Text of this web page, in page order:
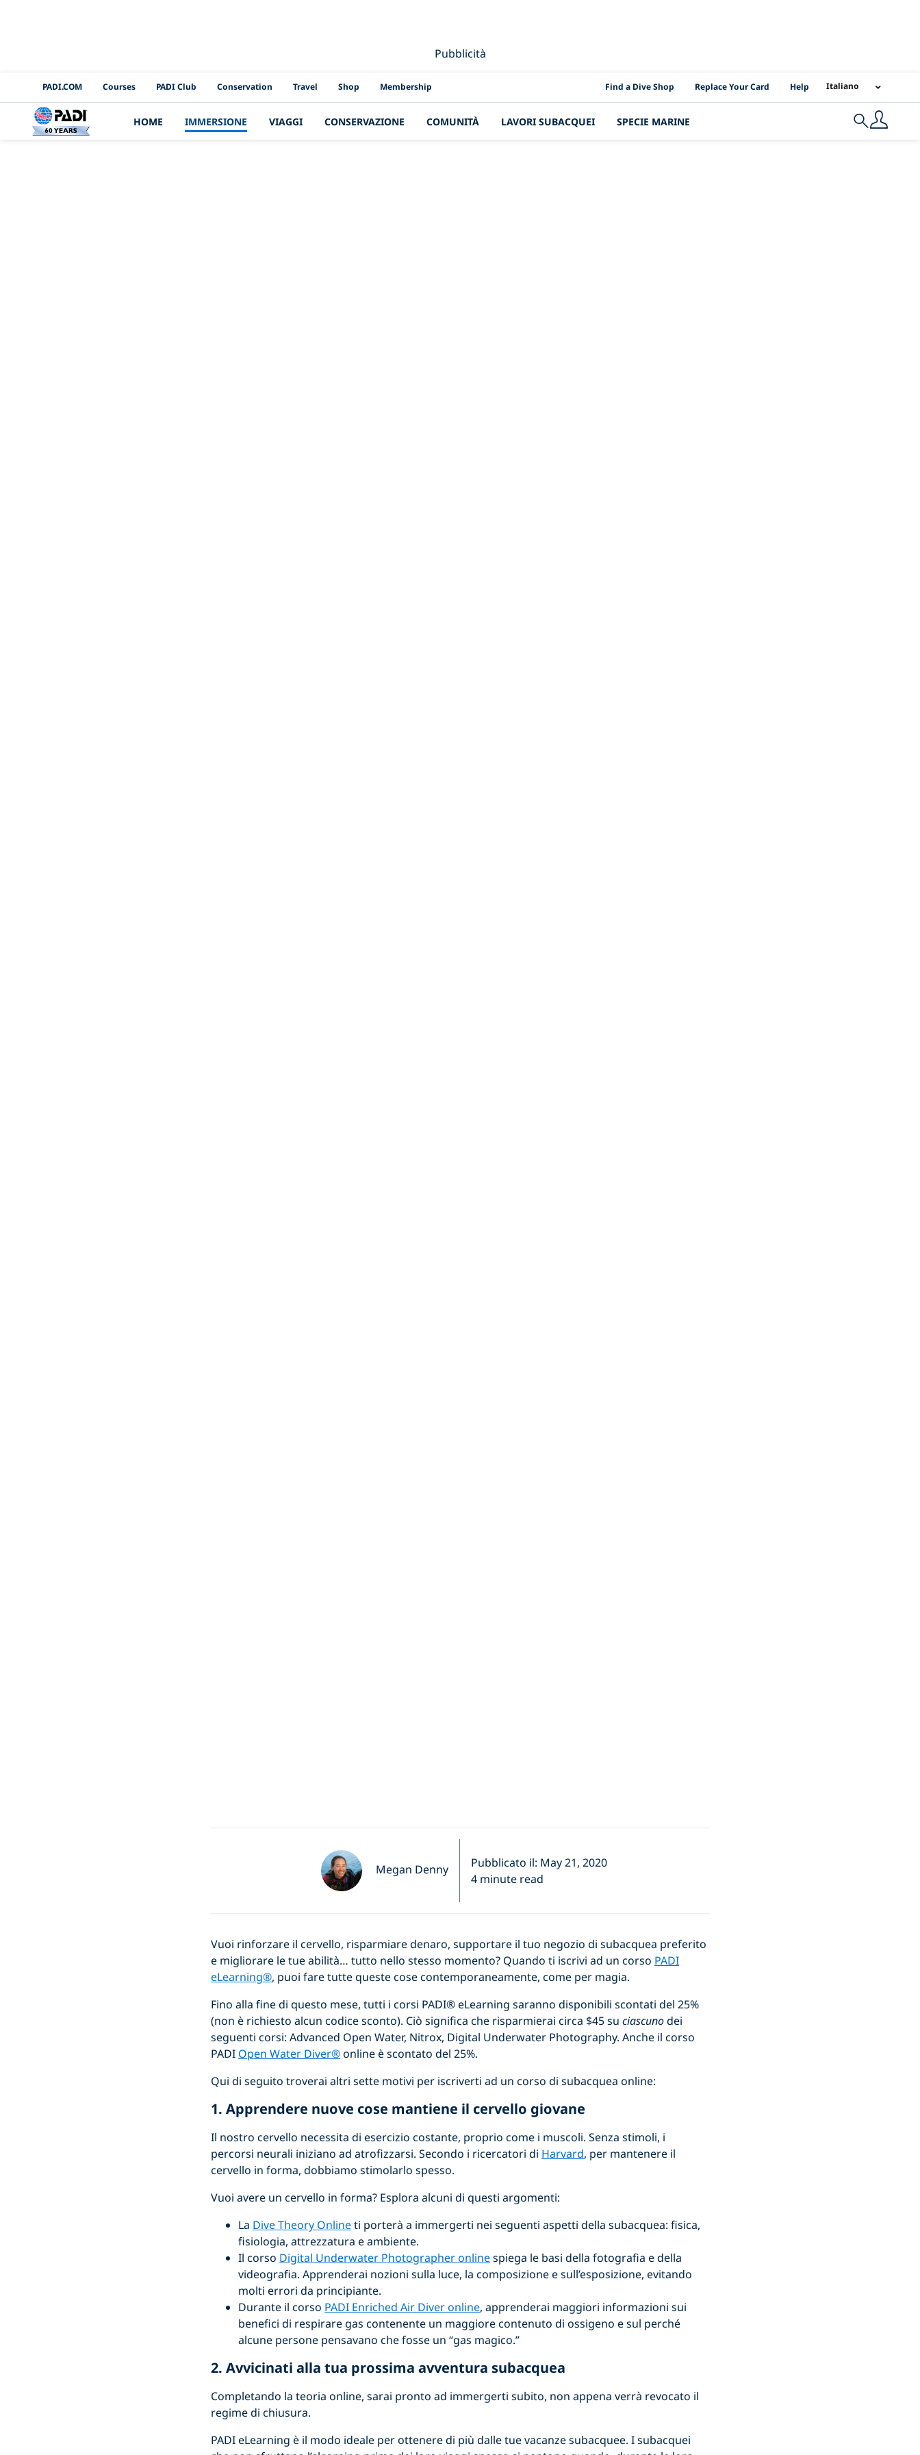
Pubblicità
PADI Channels
PADI.COM Courses PADI Club Conservation Travel Shop Membership PADI Location Links
Find a Dive Shop Replace Your Card Help Italiano
HOME IMMERSIONE VIAGGI CONSERVAZIONE COMUNITÀ LAVORI SUBACQUEI SPECIE MARINE Search
Megan Denny
Pubblicato il: May 21, 2020
4 minute read
Vuoi rinforzare il cervello, risparmiare denaro, supportare il tuo negozio di subacquea preferito
e migliorare le tue abilità… tutto nello stesso momento? Quando ti iscrivi ad un corso PADI
eLearning®, puoi fare tutte queste cose contemporaneamente, come per magia.
Fino alla fine di questo mese, tutti i corsi PADI® eLearning saranno disponibili scontati del 25%
(non è richiesto alcun codice sconto). Ciò significa che risparmierai circa $45 su ciascunodei
seguenti corsi: Advanced Open Water, Nitrox, Digital Underwater Photography. Anche il corso
PADI Open Water Diver®online è scontato del 25%.
Qui di seguito troverai altri sette motivi per iscriverti ad un corso di subacquea online:
1. Apprendere nuove cose mantiene il cervello giovane
Il nostro cervello necessita di esercizio costante, proprio come i muscoli. Senza stimoli, i
percorsi neurali iniziano ad atrofizzarsi. Secondo i ricercatori di Harvard, per mantenere il
cervello in forma, dobbiamo stimolarlo spesso.
Vuoi avere un cervello in forma? Esplora alcuni di questi argomenti:
La Dive Theory Onlineti porterà a immergerti nei seguenti aspetti della subacquea: fisica,
fisiologia, attrezzatura e ambiente.
Il corso Digital Underwater Photographer onlinespiega le basi della fotografia e della
videografia. Apprenderai nozioni sulla luce, la composizione e sull’esposizione, evitando
molti errori da principiante.
Durante il corso PADI Enriched Air Diver online, apprenderai maggiori informazioni sui
benefici di respirare gas contenente un maggiore contenuto di ossigeno e sul perché
alcune persone pensavano che fosse un “gas magico.”
2. Avvicinati alla tua prossima avventura subacquea
Completando la teoria online, sarai pronto ad immergerti subito, non appena verrà revocato il
regime di chiusura.
PADI eLearning è il modo ideale per ottenere di più dalle tue vacanze subacquee. I subacquei